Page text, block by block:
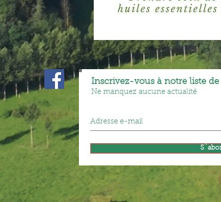
Inscrivez-vous à notre liste
Ne manquez aucune actualité